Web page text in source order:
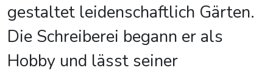
gestaltet leidenschaftlich Gärten.
Die Schreiberei begann er als
Hobby und lässt seiner